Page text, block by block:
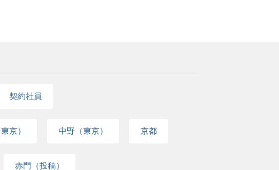
契約社員
京） 中野（東京） 京都
赤門（投稿）